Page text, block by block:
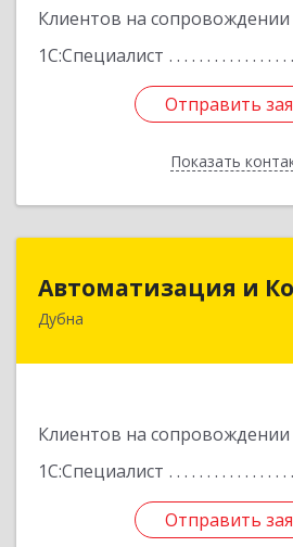
Клиентов на сопровождении
1С:Специалист
Отправить
Показать
Отправить
Назад
Автоматизация и
Дубна
Клиентов на сопровождении
1С:Специалист
Отправить
141983, Московская обл,
Отправить